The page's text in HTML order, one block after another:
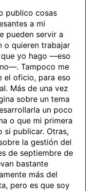
publico cosas
a mi
pueden servir a
o quieren trabajar
yo hago —eso
Tampoco me
el oficio, para eso
Más de una vez
sobre un tema
un poco
o que mi primera
si publicar. Otras,
la gestión del
de septiembre de
bastante
más del
pero es que soy